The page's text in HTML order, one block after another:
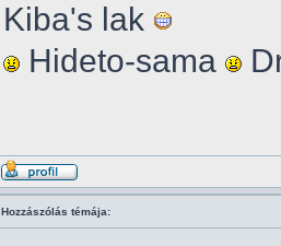
Kiba's lak
Hideto-sama
Hozzászólás témája: